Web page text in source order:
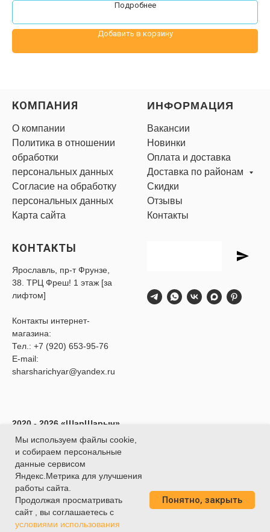
1 шар с конфетти и индивидуальной надписью
Подробнее
Добавить в корзину
КОМПАНИЯ
О компании
Политика в отношении
обработки
персональных данных
Согласие на обработку
персональных данных
Карта сайта
ИНФОРМАЦИЯ
Вакансии
Новинки
Оплата и доставка
Доставка по районам
Скидки
Отзывы
Контакты
КОНТАКТЫ
Ярославль, пр-т Фрунзе,
38. ТРЦ Фреш! 1 этаж [за
лифтом]
Контакты интернет-
магазина:
Тел.: +7 (920) 653-95-76
E-mail:
sharsharichyar@yandex.ru
2020 - 2026 «ШарШарыч»
- Доставка воздушных
шаров в Ярославле.
ИП Глибина Ксения
Юрьевна
ИНН 760414438188
ОГРНИП 320762700039451
Мы используем файлы cookie,
и собираем персональные
данные сервисом
Яндекс.Метрика для улучшения
работы сайта.
Продолжая просматривать
сайт , вы соглашаетесь с
условиями использования
Понятно, закрыть